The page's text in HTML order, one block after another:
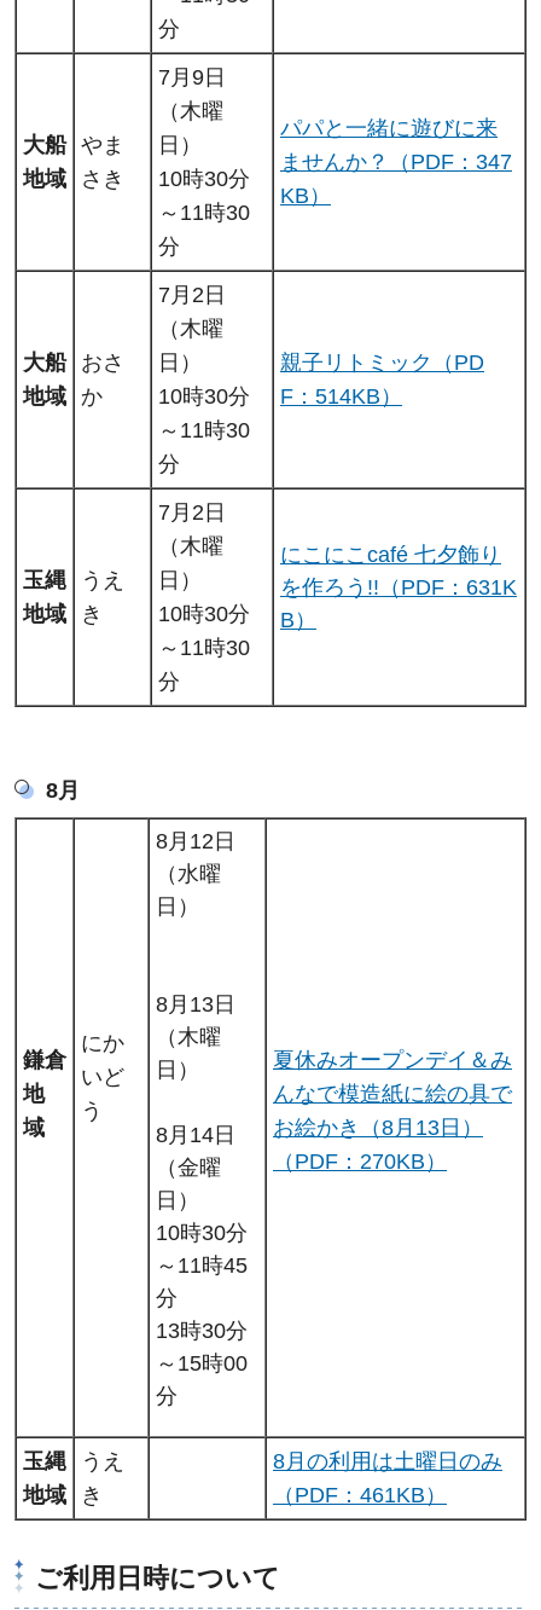
分
大船
地域
やま
さき
7月9日
（木曜
日）
10時30分
～11時30
分
パパと一緒に遊びに来
ませんか？（PDF：347
KB）
大船
地域
おさ
か
7月2日
（木曜
日）
10時30分
～11時30
分
親子リトミック（PD
F：514KB）
玉縄
地域
うえ
き
7月2日
（木曜
日）
10時30分
～11時30
分
にこにこcafé 七夕飾り
を作ろう!!（PDF：631K
B）
8月
鎌倉
地
域
にか
いど
う
8月12日
（水曜
日）
8月13日
（木曜
日）
8月14日
（金曜
日）
10時30分
～11時45
分
13時30分
～15時00
分
夏休みオープンデイ＆み
んなで模造紙に絵の具で
お絵かき（8月13日）
（PDF：270KB）
玉縄
地域
うえ
き
8月の利用は土曜日のみ
（PDF：461KB）
ご利用日時について